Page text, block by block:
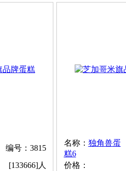
编号：3815
[133666]人
名称： 独角兽蛋
糕6
价格：